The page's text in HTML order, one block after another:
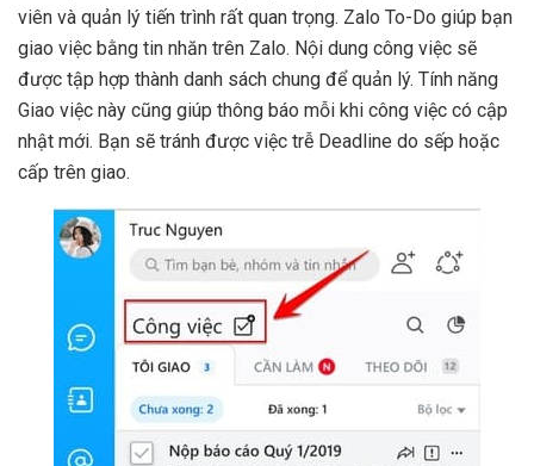
viên và quản lý tiến trình rất quan trọng. Zalo To-Do giúp bạn
giao việc bằng tin nhăn trên Zalo. Nội dung công việc sẽ
được tập hợp thành danh sách chung để quản lý. Tính năng
Giao việc này cũng giúp thông báo mỗi khi công việc có cập
nhật mới. Bạn sẽ tránh được việc trễ Deadline do sếp hoặc
cấp trên giao.